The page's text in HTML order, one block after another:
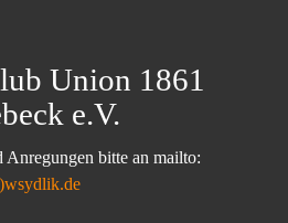
Union 1861
e.V.
Anregungen bitte an mailto: